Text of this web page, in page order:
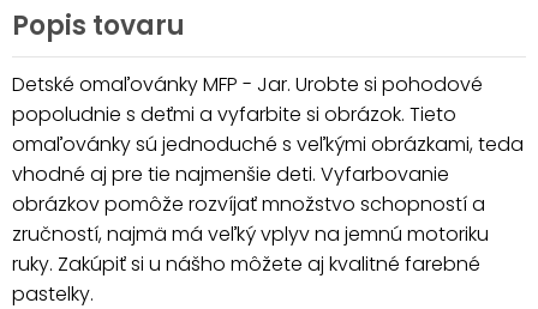
Popis tovaru
Detské omaľovánky MFP - Jar. Urobte si pohodové
popoludnie s deťmi a vyfarbite si obrázok. Tieto
omaľovánky sú jednoduché s veľkými obrázkami, teda
vhodné aj pre tie najmenšie deti. Vyfarbovanie
obrázkov pomôže rozvíjať množstvo schopností a
zručností, najmä má veľký vplyv na jemnú motoriku
ruky. Zakúpiť si u nášho môžete aj kvalitné farebné
pastelky.